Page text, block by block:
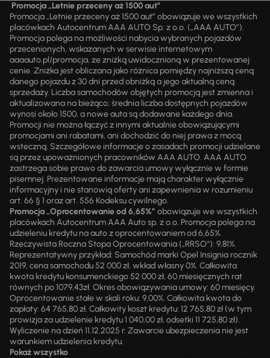
Promocja „Letnie przeceny aż 1500 aut”
Promocja „Letnie przeceny aż 1500 aut” obowiązuje we wszystkich
placówkach Autocentrum AAA AUTO Sp. z o.o. („AAA AUTO”).
Promocja polega na możliwości nabycia wybranych pojazdów
przecenionych, wskazanych w serwisie internetowym
aaaauto.pl/promocja, ze zniżką uwidocznioną w prezentowanej
cenie. Zniżka jest obliczana jako różnica pomiędzy najniższą ceną
danego pojazdu z 30 dni przed obniżką a jego aktualną ceną
sprzedaży. Liczba samochodów objętych promocją jest zmienna i
aktualizowana na bieżąco; średnia liczba dostępnych pojazdów
wynosi około 1500, a nowe auta są dodawane każdego dnia.
Promocji nie można łączyć z innymi aktualnie obowiązującymi
promocjami ani rabatami, ani dochodzić do niej prawa z mocą
wsteczną. Szczegółowe informacje o zasadach promocji udzielane
są przez upoważnionych pracowników AAA AUTO. AAA AUTO
zastrzega sobie prawo do zawarcia umowy wyłącznie w formie
pisemnej. Prezentowane informacje mają charakter wyłącznie
informacyjny i nie stanowią oferty ani zapewnienia w rozumieniu
art. 66 § 1 oraz art. 556 Kodeksu cywilnego.
Promocja „Oprocentowanie od 6,65%” obowiązuje we wszystkich
placówkach Autocentrum AAA Auto sp. z o.o. Promocja polega na
udzieleniu kredytu na auto z oprocentowaniem od 6,65%.
Rzeczywista Roczna Stopa Oprocentowania („RRSO“): 9,81%.
Reprezentatywny przykład: Samochód marki Opel Insignia rocznik
2019, cena samochodu 52 000 zł, wkład własny 0%. Całkowita
kwota kredytu konsumenckiego 52 000 zł, 60 miesięcznych rat
równych po 1079,43zł. Okres obowiązywania umowy: 60 miesięcy.
Oprocentowanie stałe w skali roku: 9,00%. Całkowita kwota do
zapłaty: 64 765,80 zł. Całkowity koszt kredytu: 12 765,80 zł (w tym
prowizja za udzielenie kredytu 1 040,00 zł, odsetki 11 725,80 zł).
Wyliczenie na dzień 11.12.2025 r. Zawarcie ubezpieczenia nie jest
warunkiem udzielenia kredytu.
Pokaż wszystko